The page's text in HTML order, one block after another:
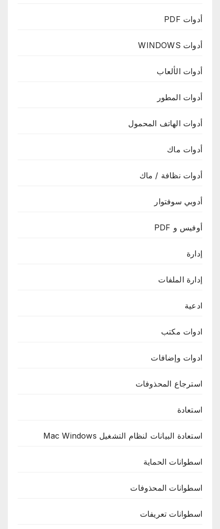
أدوات PDF
أدوات WINDOWS
أدوات الألعاب
أدوات المطور
أدوات الهاتف المحمول
أدوات ماك
أدوات نظافة / ماك
أدوبي سوفتوار
أوفيس و PDF
إدارة
إدارة الملفات
ادعية
ادوات مكتب
ادوات وإضافات
استرجاع المحذوفات
استعادة
استعادة البيانات لنظام التشغيل Mac Windows
اسطوانات الحماية
اسطوانات المحذوفات
اسطوانات تعريفات